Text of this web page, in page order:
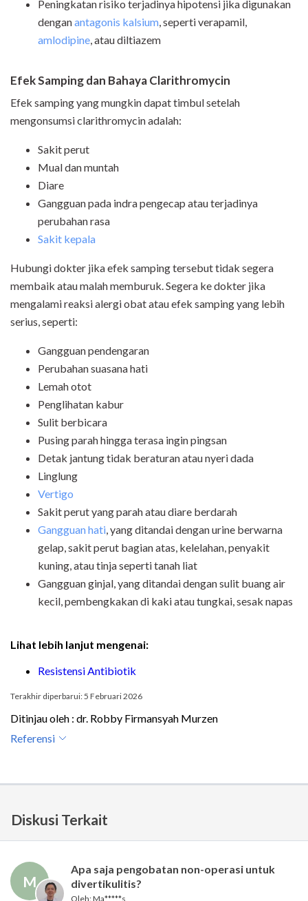
Peningkatan risiko terjadinya hipotensi jika digunakan
denganantagonis kalsium, seperti verapamil,
amlodipine, atau diltiazem
Efek Samping dan Bahaya Clarithromycin
Efek samping yang mungkin dapat timbul setelah
mengonsumsi clarithromycin adalah:
Sakit perut
Mual dan muntah
Diare
Gangguan pada indra pengecap atau terjadinya
perubahan rasa
Sakit kepala
Hubungi dokter jika efek samping tersebut tidak segera
membaik atau malah memburuk. Segera ke dokter jika
mengalami reaksi alergi obat atau efek samping yang lebih
serius, seperti:
Gangguan pendengaran
Perubahan suasana hati
Lemah otot
Penglihatan kabur
Sulit berbicara
Pusing parah hingga terasa ingin pingsan
Detak jantung tidak beraturan atau nyeri dada
Linglung
Vertigo
Sakit perut yang parah atau diare berdarah
Gangguan hati, yang ditandai dengan urine berwarna
gelap, sakit perut bagian atas, kelelahan, penyakit
kuning, atau tinja seperti tanah liat
Gangguan ginjal, yang ditandai dengan sulit buang air
kecil, pembengkakan di kaki atau tungkai, sesak napas
Lihat lebih lanjut mengenai:
Resistensi Antibiotik
Terakhir diperbarui: 5 Februari 2026